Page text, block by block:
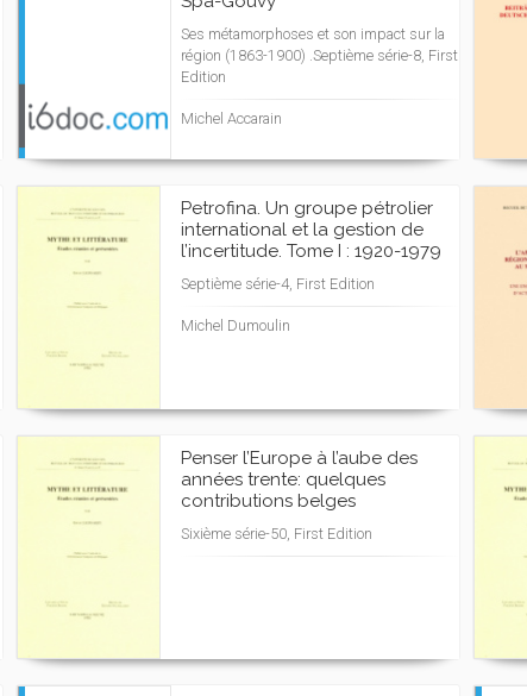
Ses métamorphoses et son impact sur la
région (1863-1900) .Septième série-8, First
Edition
Michel Accarain
Petrofina. Un groupe pétrolier
international et la gestion de
l’incertitude. Tome I : 1920-1979
Septième série-4, First Edition
Michel Dumoulin
Penser l’Europe à l’aube des
années trente: quelques
contributions belges
Sixième série-50, First Edition